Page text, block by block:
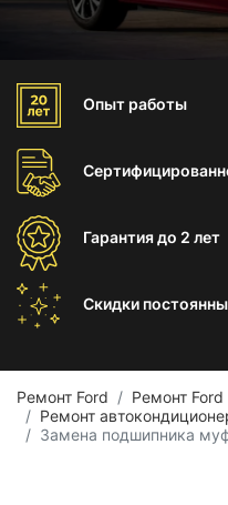
Опыт работы
Гарантиядо 2 лет
Скидки
Ремонт Ford
Ремонт Ford
Ремонт
Замена подшипника